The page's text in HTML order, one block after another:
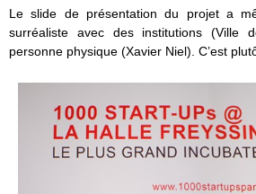
Le slide de présentation du projet a
surréaliste avec des institutions (Ville
personne physique (Xavier Niel). C’est